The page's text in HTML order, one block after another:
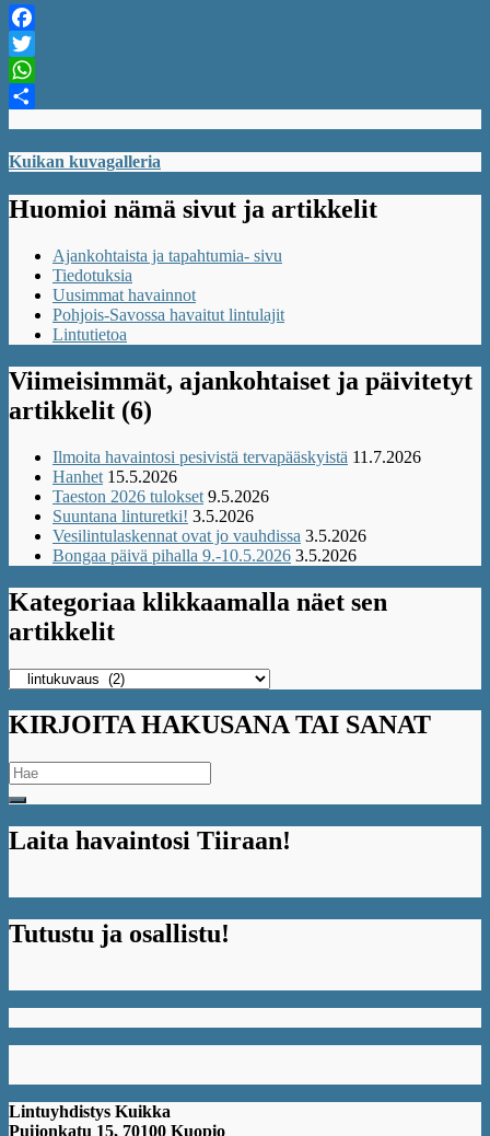
Facebook
Twitter
WhatsApp
Kuikan kuvagalleria
Huomioi nämä sivut ja artikkelit
Ajankohtaista ja tapahtumia- sivu
Tiedotuksia
Uusimmat havainnot
Pohjois-Savossa havaitut lintulajit
Lintutietoa
Viimeisimmät, ajankohtaiset ja päivitetyt
artikkelit (6)
Ilmoita havaintosi pesivistä tervapääskyistä 11.7.2026
Hanhet 15.5.2026
Taeston 2026 tulokset 9.5.2026
Suuntana linturetki! 3.5.2026
Vesilintulaskennat ovat jo vauhdissa 3.5.2026
Bongaa päivä pihalla 9.-10.5.2026 3.5.2026
Kategoriaa klikkaamalla näet sen
artikkelit
Kategoriaa
näet
sen
KIRJOITA HAKUSANA TAI SANAT
Search
for:
Laita havaintosi Tiiraan!
Tutustu ja osallistu!
Lintuyhdistys Kuikka
Puijonkatu 15, 70100 Kuopio